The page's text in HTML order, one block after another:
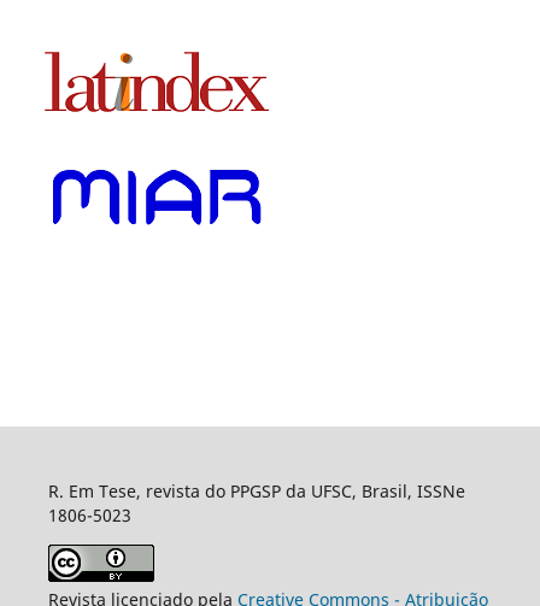
R. Em Tese, revista do PPGSP da UFSC, Brasil, ISSNe
1806-5023
Revista licenciado pela Creative Commons - Atribuição